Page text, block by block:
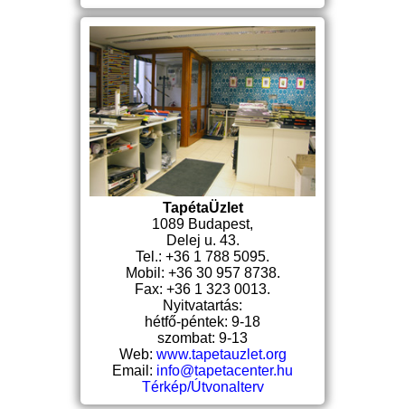
TapétaÜzlet
1089 Budapest,
Delej u. 43.
Tel.: +36 1 788 5095.
Mobil: +36 30 957 8738.
Fax: +36 1 323 0013.
Nyitvatartás:
hétfő-péntek: 9-18
szombat: 9-13
Web: www.tapetauzlet.org
Email: info@tapetacenter.hu
Térkép/Útvonalterv